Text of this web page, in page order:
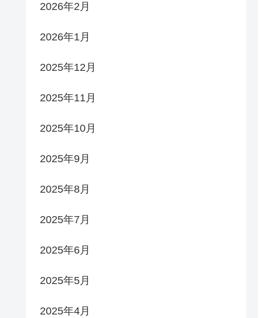
2026年2月
2026年1月
2025年12月
2025年11月
2025年10月
2025年9月
2025年8月
2025年7月
2025年6月
2025年5月
2025年4月